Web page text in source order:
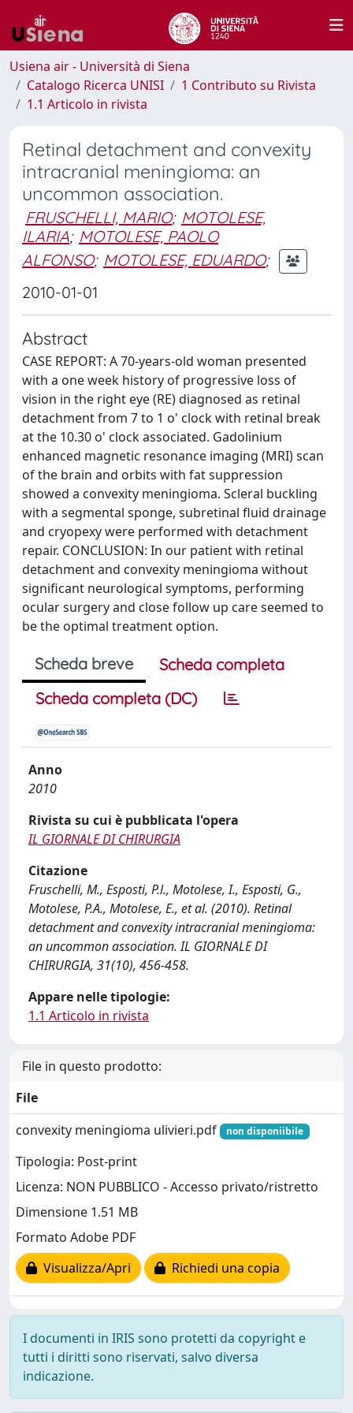
Usiena air - Università di Siena
Catalogo Ricerca UNISI
1 Contributo su Rivista
1.1 Articolo in rivista
Retinal detachment and convexity
intracranial meningioma: an
uncommon association.
FRUSCHELLI, MARIO; MOTOLESE,
ILARIA; MOTOLESE, PAOLO
ALFONSO; MOTOLESE, EDUARDO;
2010-01-01
Abstract
CASE REPORT: A 70-years-old woman presented
with a one week history of progressive loss of
vision in the right eye (RE) diagnosed as retinal
detachment from 7 to 1 o' clock with retinal break
at the 10.30 o' clock associated. Gadolinium
enhanced magnetic resonance imaging (MRI) scan
of the brain and orbits with fat suppression
showed a convexity meningioma. Scleral buckling
with a segmental sponge, subretinal fluid drainage
and cryopexy were performed with detachment
repair. CONCLUSION: In our patient with retinal
detachment and convexity meningioma without
significant neurological symptoms, performing
ocular surgery and close follow up care seemed to
be the optimal treatment option.
Scheda breve
Scheda completa
Scheda completa (DC)
Anno
2010
Rivista su cui è pubblicata l'opera
IL GIORNALE DI CHIRURGIA
Citazione
Fruschelli, M., Esposti, P.l., Motolese, I., Esposti, G.,
Motolese, P.A., Motolese, E., et al. (2010). Retinal
detachment and convexity intracranial meningioma:
an uncommon association. IL GIORNALE DI
CHIRURGIA, 31(10), 456-458.
Appare nelle tipologie:
1.1 Articolo in rivista
File in questo prodotto:
File
convexity meningioma ulivieri.pdf
non disponiibile
Tipologia: Post-print
Licenza: NON PUBBLICO - Accesso privato/ristretto
Dimensione 1.51 MB
Formato Adobe PDF
Visualizza/Apri
Richiedi una copia
I documenti in IRIS sono protetti da copyright e
tutti i diritti sono riservati, salvo diversa
indicazione.